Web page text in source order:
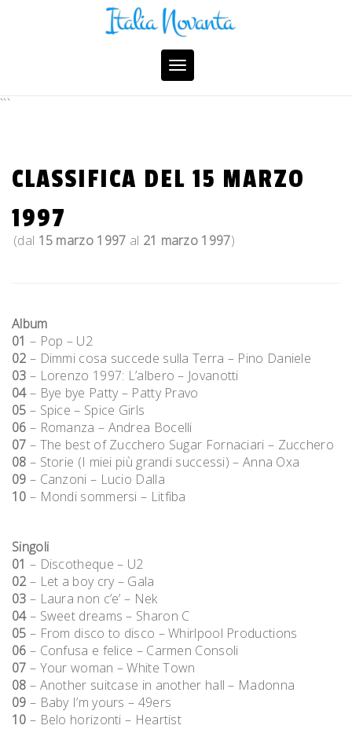
Toggle
navigation
```
CLASSIFICA DEL 15 MARZO
1997
(dal 15 marzo 1997 al 21 marzo 1997)
Album
01 – Pop – U2
02 – Dimmi cosa succede sulla Terra – Pino Daniele
03 – Lorenzo 1997: L’albero – Jovanotti
04– Bye bye Patty – Patty Pravo
05 – Spice – Spice Girls
06 – Romanza – Andrea Bocelli
07 – The best of Zucchero Sugar Fornaciari – Zucchero
08 – Storie (I miei più grandi successi) – Anna Oxa
09 – Canzoni – Lucio Dalla
10 – Mondi sommersi – Litfiba
Singoli
01 – Discotheque – U2
02 – Let a boy cry – Gala
03 – Laura non c’e’ – Nek
04– Sweet dreams – Sharon C
05 – From disco to disco – Whirlpool Productions
06 – Confusa e felice – Carmen Consoli
07 – Your woman – White Town
08 – Another suitcase in another hall – Madonna
09 – Baby I’m yours – 49ers
10 – Belo horizonti – Heartist